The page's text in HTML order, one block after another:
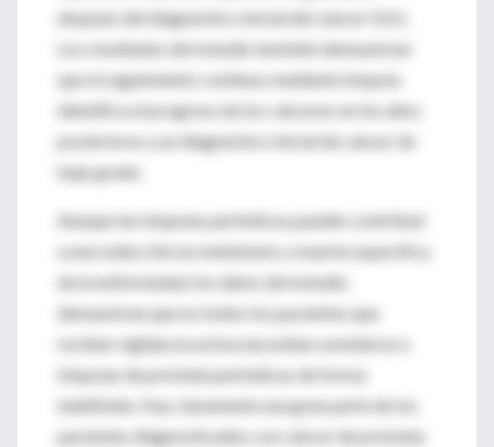
después del diagnóstico inicial del cáncer GG1.
Los resultados del estudio también demuestran
que el seguimiento continuo mediante biopsia
identifica el progreso de los cánceres en los años
posteriores a un diagnóstico inicial de cáncer de
bajo grado.
Aunque las biopsias periódicas pueden contribuir
a una reducción en metástasis y muerte específica
de la enfermedad, los datos del estudio
demuestran que no todos los pacientes que
reciben vigilancia activa necesitan someterse a
biopsias de próstata periódicas de forma
indefinida. Hay claramente una gran parte de los
pacientes diagnosticados con cáncer de próstata